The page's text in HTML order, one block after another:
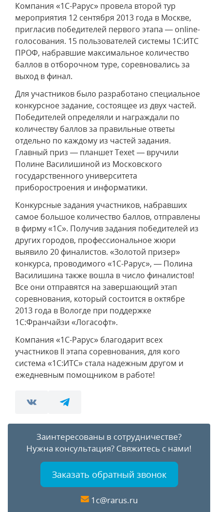
Компания «1С-Рарус» провела второй тур
мероприятия 12 сентября 2013 года в Москве,
пригласив победителей первого этапа — online-
голосования. 15 пользователей системы 1С:ИТС
ПРОФ, набравшие максимальное количество
баллов в отборочном туре, соревновались за
выход в финал.
Для участников было разработано специальное
конкурсное задание, состоящее из двух частей.
Победителей определяли и награждали по
количеству баллов за правильные ответы
отдельно по каждому из частей задания.
Главный приз — планшет Texet — вручили
Полине Василишиной из Московского
государственного университета
приборостроения и информатики.
Конкурсные задания участников, набравших
самое большое количество баллов, отправлены
в фирму «1С». Получив задания победителей из
других городов, профессиональное жюри
выявило 20 финалистов. «Золотой призер»
конкурса, проводимого «1С-Рарус», — Полина
Василишина также вошла в число финалистов!
Все они отправятся на завершающий этап
соревнования, который состоится в октябре
2013 года в Вологде при поддержке
1С:Франчайзи «Логасофт».
Компания «1С-Рарус» благодарит всех
участников II этапа соревнования, для кого
система «1С:ИТС» стала надежным другом и
ежедневным помощником в работе!
Заинтересованы в сотрудничестве?
Нужна консультация? Свяжитесь с нами!
Заказать обратный звонок
1c@rarus.ru